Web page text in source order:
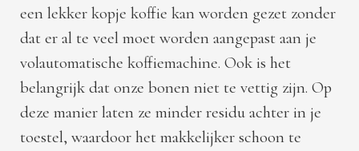
een lekker kopje koffie kan worden gezet zonder
dat er al te veel moet worden aangepast aan je
volautomatische koffiemachine. Ook is het
belangrijk dat onze bonen niet te vettig zijn. Op
deze manier laten ze minder residu achter in je
toestel, waardoor het makkelijker schoon te